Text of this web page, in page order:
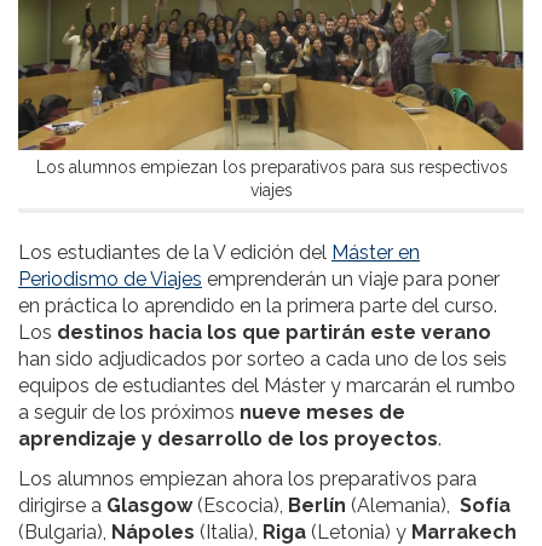
Los alumnos empiezan los preparativos para sus respectivos
viajes
Los estudiantes de la V edición del Máster en
Periodismo de Viajes emprenderán un viaje para poner
en práctica lo aprendido en la primera parte del curso.
Los destinos hacia los que partirán este verano
han sido adjudicados por sorteo a cada uno de los seis
equipos de estudiantes del Máster y marcarán el rumbo
a seguir de los próximos nueve meses de
aprendizaje y desarrollo de los proyectos.
Los alumnos empiezan ahora los preparativos para
dirigirse a Glasgow(Escocia), Berlín (Alemania), Sofía
(Bulgaria), Nápoles (Italia), Riga (Letonia) y Marrakech